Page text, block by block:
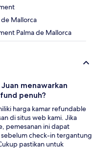
Mallorca
Palma de Mallorca
menawarkan
penuh?
harga kamar refundable
di situs web kami. Jika
pemesanan ini dapat
check-in tergantung
pastikan untuk